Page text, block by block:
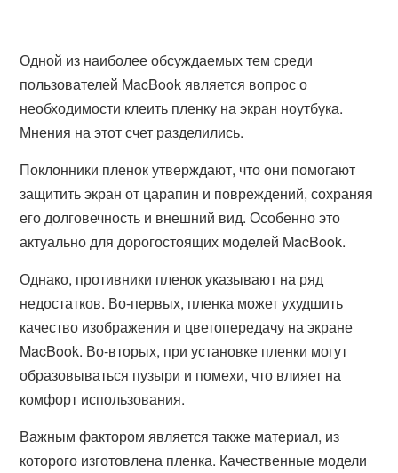
Одной из наиболее обсуждаемых тем среди
пользователей MacBook является вопрос о
необходимости клеить пленку на экран ноутбука.
Мнения на этот счет разделились.
Поклонники пленок утверждают, что они помогают
защитить экран от царапин и повреждений, сохраняя
его долговечность и внешний вид. Особенно это
актуально для дорогостоящих моделей MacBook.
Однако, противники пленок указывают на ряд
недостатков. Во-первых, пленка может ухудшить
качество изображения и цветопередачу на экране
MacBook. Во-вторых, при установке пленки могут
образовываться пузыри и помехи, что влияет на
комфорт использования.
Важным фактором является также материал, из
которого изготовлена пленка. Качественные модели